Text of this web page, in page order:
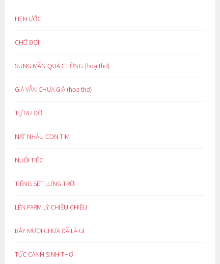
HẸN ƯỚC
CHỜ ĐỢI
SUNG MÃN QUÁ CHỪNG (hoạ thơ)
GIÀ VẪN CHƯA GIÀ (hoạ thơ)
TỰ RU ĐỜI
NÁT NHÀU CON TIM
NUỐI TIẾC
TIẾNG SÉT LƯNG TRỜI
LÊN FARM LÝ CHIỀU CHIỀU
BẢY MƯƠI CHƯA ĐÃ LÀ GÌ
TỨC CẢNH SINH THƠ